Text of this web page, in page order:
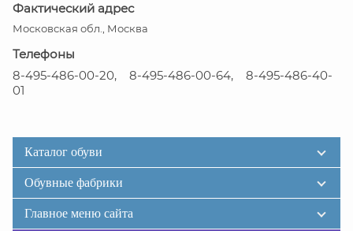
Фактический адрес
Московская обл., Москва
Телефоны
8-495-486-00-20, 8-495-486-00-64, 8-495-486-40-
01
Каталог обуви
Обувные фабрики
Главное меню сайта